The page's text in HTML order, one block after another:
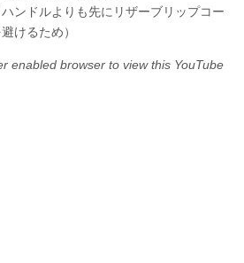
ンドルよりも先にリザーブリップコー
けるため）
enabled browser to view this YouTube